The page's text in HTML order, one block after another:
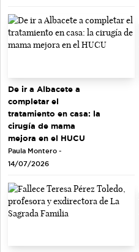
De ir a Albacete a
completar el
tratamiento en casa: la
cirugía de mama
mejora en el HUCU
Paula Montero -
14/07/2026